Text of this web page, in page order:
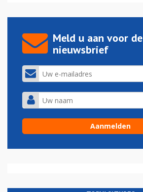
Meld u aan voor de
nieuwsbrief